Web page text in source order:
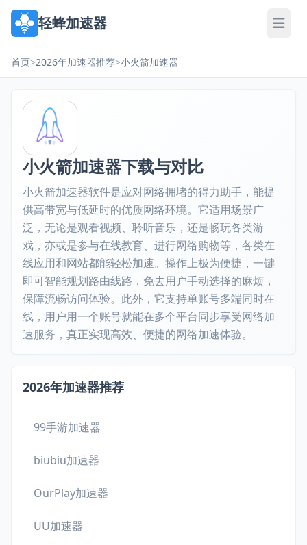
轻蜂加速器
首页>2026年加速器推荐>小火箭加速器
小火箭加速器下载与对比
小火箭加速器软件是应对网络拥堵的得力助手，能提
供高带宽与低延时的优质网络环境。它适用场景广
泛，无论是观看视频、聆听音乐，还是畅玩各类游
戏，亦或是参与在线教育、进行网络购物等，各类在
线应用和网站都能轻松加速。操作上极为便捷，一键
即可智能规划路由线路，免去用户手动选择的麻烦，
保障流畅访问体验。此外，它支持单账号多端同时在
线，用户用一个账号就能在多个平台同步享受网络加
速服务，真正实现高效、便捷的网络加速体验。
2026年加速器推荐
99手游加速器
biubiu加速器
OurPlay加速器
UU加速器